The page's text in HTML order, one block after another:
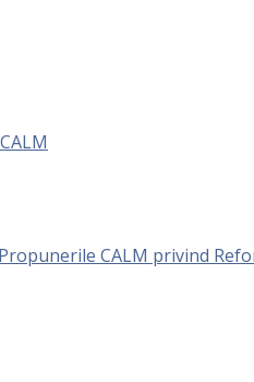
CALM privind